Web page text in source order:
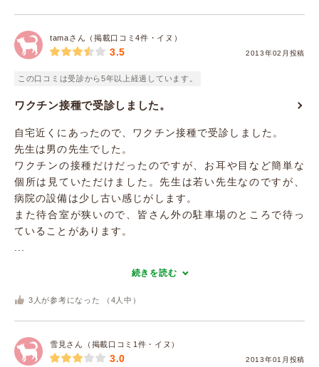
tamaさん（掲載口コミ4件・イヌ）
2013年02月投稿
3.5
この口コミは受診から5年以上経過しています。
ワクチン接種で受診しました。
自宅近くにあったので、ワクチン接種で受診しました。
先生は男の先生でした。
ワクチンの接種だけだったのですが、お耳や目など簡単な
個所は見ていただけました。先生は若い先生なのですが、
病院の設備は少し古い感じがします。
また待合室が狭いので、皆さん外の駐車場のところで待っ
ていることがあります。
続きを読む
3 人が参考になった （ 4 人中）
雪見さん（掲載口コミ1件・イヌ）
2013年01月投稿
3.0